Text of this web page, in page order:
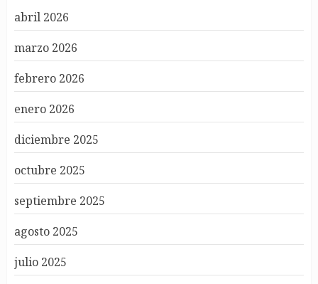
abril 2026
marzo 2026
febrero 2026
enero 2026
diciembre 2025
octubre 2025
septiembre 2025
agosto 2025
julio 2025